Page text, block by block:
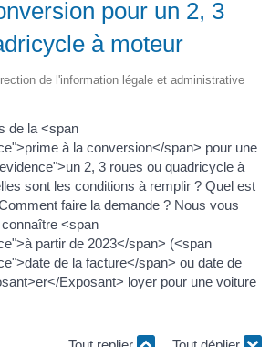
pour un 2, 3
à moteur
de l'information légale et administrative
de la <span
à la conversion</span> pour une
2, 3 roues ou quadricycle à
sont les conditions à remplir ? Quel est
faire la demande ? Nous vous
<span
partir de 2023</span> (<span
de la facture</span> ou date de
Exposant> loyer pour une voiture